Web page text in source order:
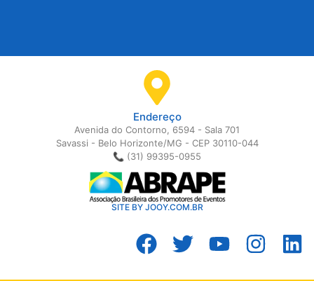
Endereço
Avenida do Contorno, 6594 - Sala 701
Savassi - Belo Horizonte/MG - CEP 30110-044
📞 (31) 99395-0955
SITE BY JOOY.COM.BR